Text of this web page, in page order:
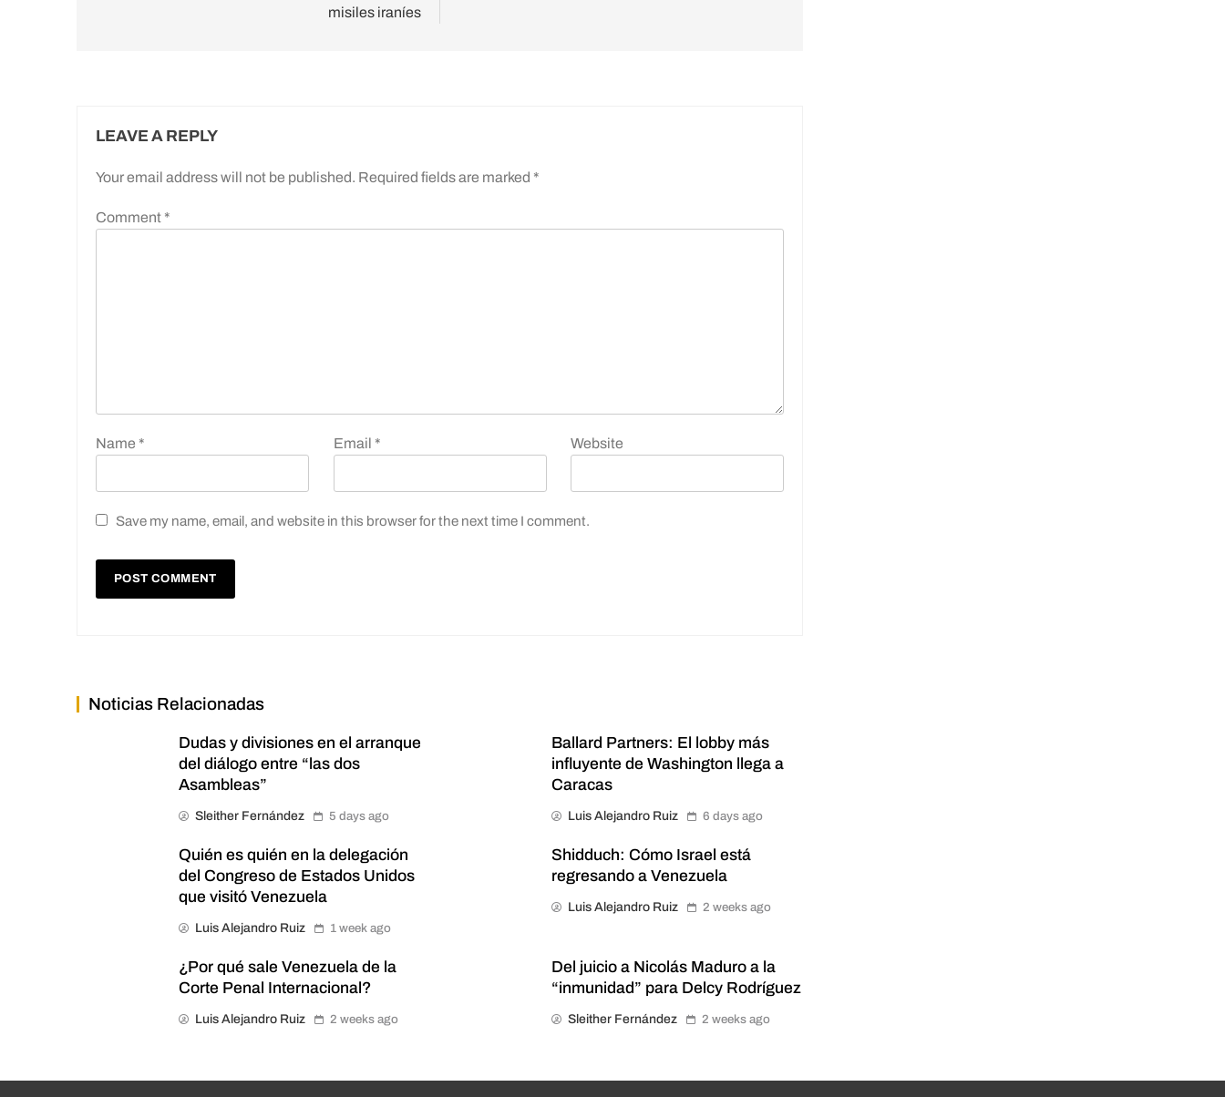
misiles iraníes
LEAVE A REPLY
Your email address will not be published. Required fields are marked *
Comment *
Name * Email * Website
Save my name, email, and website in this browser for the next time I comment.
Noticias Relacionadas
Dudas y divisiones en el arranque
del diálogo entre “las dos
Asambleas”
Sleither Fernández 5 days ago
Ballard Partners: El lobby más
influyente de Washington llega a
Caracas
Luis Alejandro Ruiz 6 days ago
Quién es quién en la delegación
del Congreso de Estados Unidos
que visitó Venezuela
Luis Alejandro Ruiz 1 week ago
Shidduch: Cómo Israel está
regresando a Venezuela
Luis Alejandro Ruiz 2 weeks ago
¿Por qué sale Venezuela de la
Corte Penal Internacional?
Luis Alejandro Ruiz 2 weeks ago
Del juicio a Nicolás Maduro a la
“inmunidad” para Delcy Rodríguez
Sleither Fernández 2 weeks ago